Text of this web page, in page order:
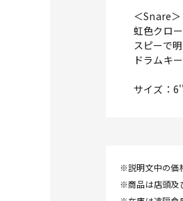
＜Snare＞
虹色クロ
スピーで
ドラムキ
サイズ：
※説明文中の価
※商品は店頭及